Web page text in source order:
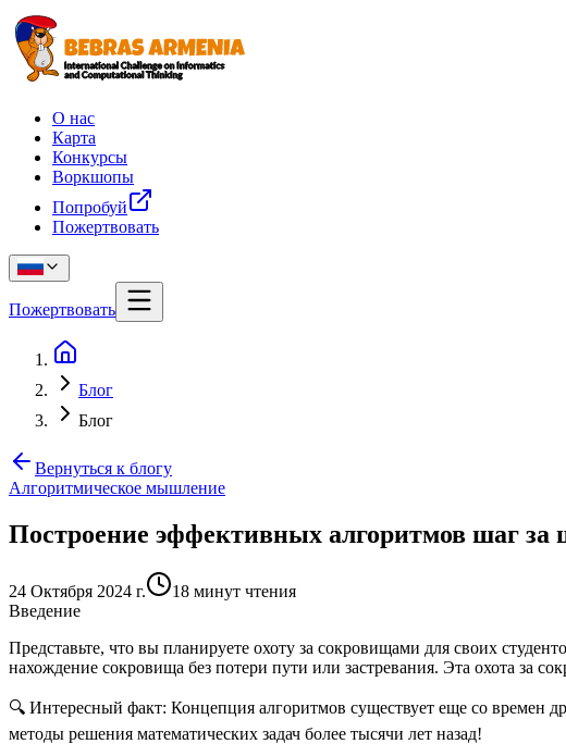
О нас
Карта
Конкурсы
Воркшопы
Попробуй
Пожертвовать
Пожертвовать
Блог
Блог
Вернуться к блогу
Алгоритмическое мышление
Построение эффективных алгоритмов шаг за
24 Октября 2024 г.
18 минут чтения
Введение
Представьте, что вы планируете охоту за сокровищами для своих
нахождение сокровища без потери пути или застревания. Эта охота за
🔍 Интересный факт: Концепция алгоритмов существует еще со времен
методы решения математических задач более тысячи лет назад!